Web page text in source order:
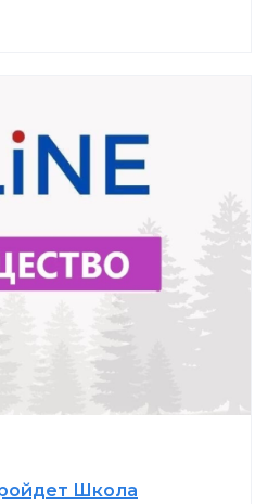
Школа